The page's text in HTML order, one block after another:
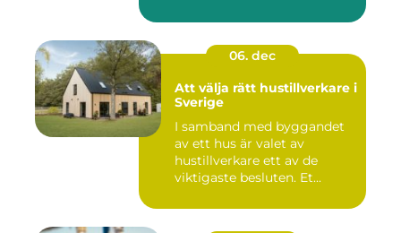
06. dec
Att välja rätt hustillverkare i
Sverige
I samband med byggandet
av ett hus är valet av
hustillverkare ett av de
viktigaste besluten. Et...